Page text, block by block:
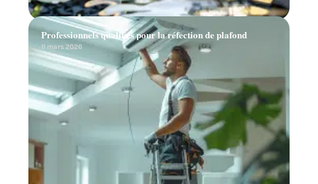
Professionnels qualifiés pour la réfection de plafond
11 mars 2026